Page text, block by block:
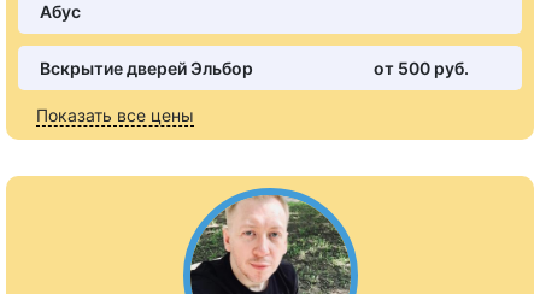
Абус
Вскрытие дверей Эльбор от 500 pуб.
Показать все цены